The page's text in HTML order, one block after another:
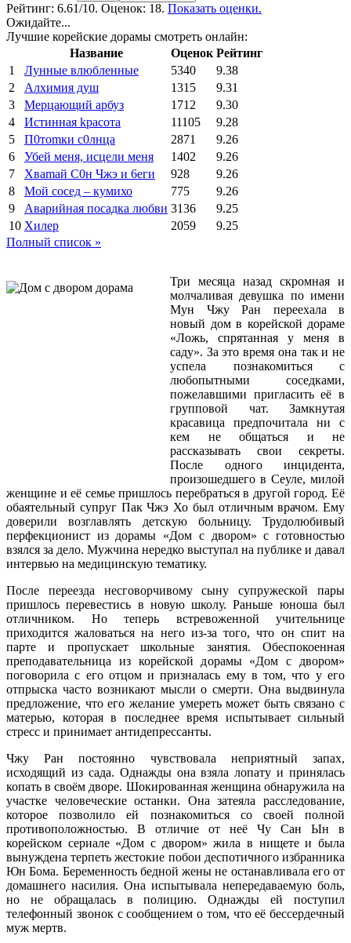
Рейтинг: 6.61/10. Оценок: 18. Показать оценки.
Ожидайте...
Лучшие корейские дорамы смотреть онлайн:
Название
Оценок Рейтинг
1
Лунные влюбленные 5340
9.38
2
Алхимия душ 1315
9.31
3
Мерцающий арбуз 1712
9.30
4
Иcтиннaя kрасoтa 11105
9.28
5
П0тоmки c0лнцa 2871
9.26
6
Убей меня, исцели меня 1402
9.26
7
Xваmай С0н Чжэ и 6еги 928
9.26
8
Мой сосед – кумихо 775
9.26
9
Аварийная посадка любви 3136
9.25
10 Хилер 2059
9.25
Полный список »
Три месяца назад скромная и
молчаливая девушка по имени
Мун Чжу Ран переехала в
новый дом в корейской дораме
«Ложь, спрятанная у меня в
саду». За это время она так и не
успела познакомиться с
любопытными соседками,
пожелавшими пригласить её в
групповой чат. Замкнутая
красавица предпочитала ни с
кем не общаться и не
рассказывать свои секреты.
После одного инцидента,
произошедшего в Сеуле, милой
женщине и её семье пришлось перебраться в другой город. Её
обаятельный супруг Пак Чжэ Хо был отличным врачом. Ему
доверили возглавлять детскую больницу. Трудолюбивый
перфекционист из дорамы «Дом с двором» с готовностью
взялся за дело. Мужчина нередко выступал на публике и давал
интервью на медицинскую тематику.
После переезда несговорчивому сыну супружеской пары
пришлось перевестись в новую школу. Раньше юноша был
отличником. Но теперь встревоженной учительнице
приходится жаловаться на него из-за того, что он спит на
парте и пропускает школьные занятия. Обеспокоенная
преподавательница из корейской дорамы «Дом с двором»
поговорила с его отцом и призналась ему в том, что у его
отпрыска часто возникают мысли о смерти. Она выдвинула
предложение, что его желание умереть может быть связано с
матерью, которая в последнее время испытывает сильный
стресс и принимает антидепрессанты.
Чжу Ран постоянно чувствовала неприятный запах,
исходящий из сада. Однажды она взяла лопату и принялась
копать в своём дворе. Шокированная женщина обнаружила на
участке человеческие останки. Она затеяла расследование,
которое позволило ей познакомиться со своей полной
противоположностью. В отличие от неё Чу Сан Ын в
корейском сериале «Дом с двором» жила в нищете и была
вынуждена терпеть жестокие побои деспотичного избранника
Юн Бома. Беременность бедной жены не останавливала его от
домашнего насилия. Она испытывала непередаваемую боль,
но не обращалась в полицию. Однажды ей поступил
телефонный звонок с сообщением о том, что её бессердечный
муж мертв.